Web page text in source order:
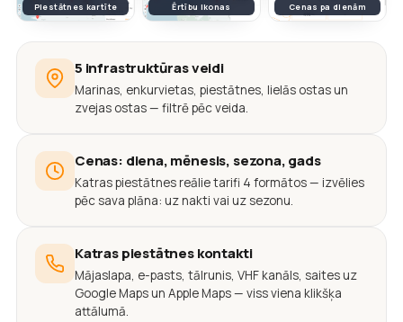
Piestātnes kartīte Ērtību ikonas Cenas pa dienām
5 infrastruktūras veidi
Marinas, enkurvietas, piestātnes, lielās ostas un
zvejas ostas — filtrē pēc veida.
Cenas: diena, mēnesis, sezona, gads
Katras piestātnes reālie tarifi 4 formātos — izvēlies
pēc sava plāna: uz nakti vai uz sezonu.
Katras piestātnes kontakti
Mājaslapa, e-pasts, tālrunis, VHF kanāls, saites uz
Google Maps un Apple Maps — viss viena klikšķa
attālumā.